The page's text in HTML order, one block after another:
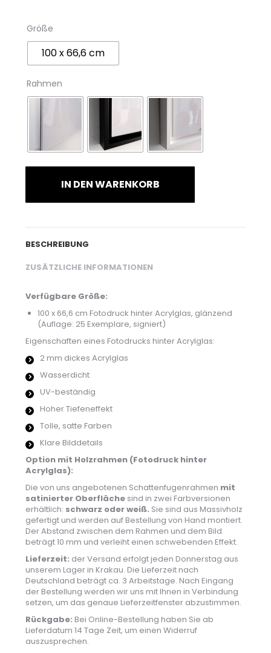
Größe
100 x 66,6 cm
Rahmen
IN DEN WARENKORB
BESCHREIBUNG
ZUSÄTZLICHE INFORMATIONEN
Verfügbare Größe:
100 x 66,6 cm Fotodruck hinter Acrylglas, glänzend
(Auflage: 25 Exemplare, signiert)
Eigenschaften eines Fotodrucks hinter Acrylglas:
2 mm dickes Acrylglas
Wasserdicht
UV-beständig
Hoher Tiefeneffekt
Tolle, satte Farben
Klare Bilddetails
Option mit Holzrahmen (Fotodruck hinter
Acrylglas):
Die von uns angebotenen Schattenfugenrahmen mit
satinierter Oberfläche sind in zwei Farbversionen
erhältlich: schwarz oder weiß. Sie sind aus Massivholz
gefertigt und werden auf Bestellung von Hand montiert.
Der Abstand zwischen dem Rahmen und dem Bild
beträgt 10 mm und verleiht einen schwebenden Effekt.
Lieferzeit: der Versand erfolgt jeden Donnerstag aus
unserem Lager in Krakau. Die Lieferzeit nach
Deutschland beträgt ca. 3 Arbeitstage. Nach Eingang
der Bestellung werden wir uns mit Ihnen in Verbindung
setzen, um das genaue Lieferzeitfenster abzustimmen.
Rückgabe: Bei Online-Bestellung haben Sie ab
Lieferdatum 14 Tage Zeit, um einen Widerruf
auszusprechen.